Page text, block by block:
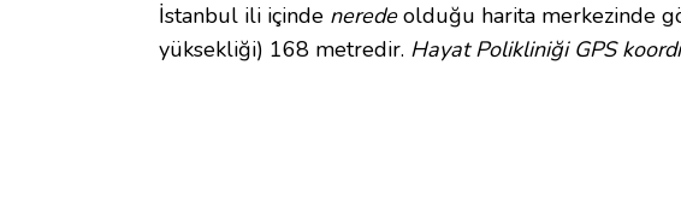
İstanbul ili içinde neredeolduğu harita merkezinde
yüksekliği) 168 metredir. Hayat Polikliniği GPS